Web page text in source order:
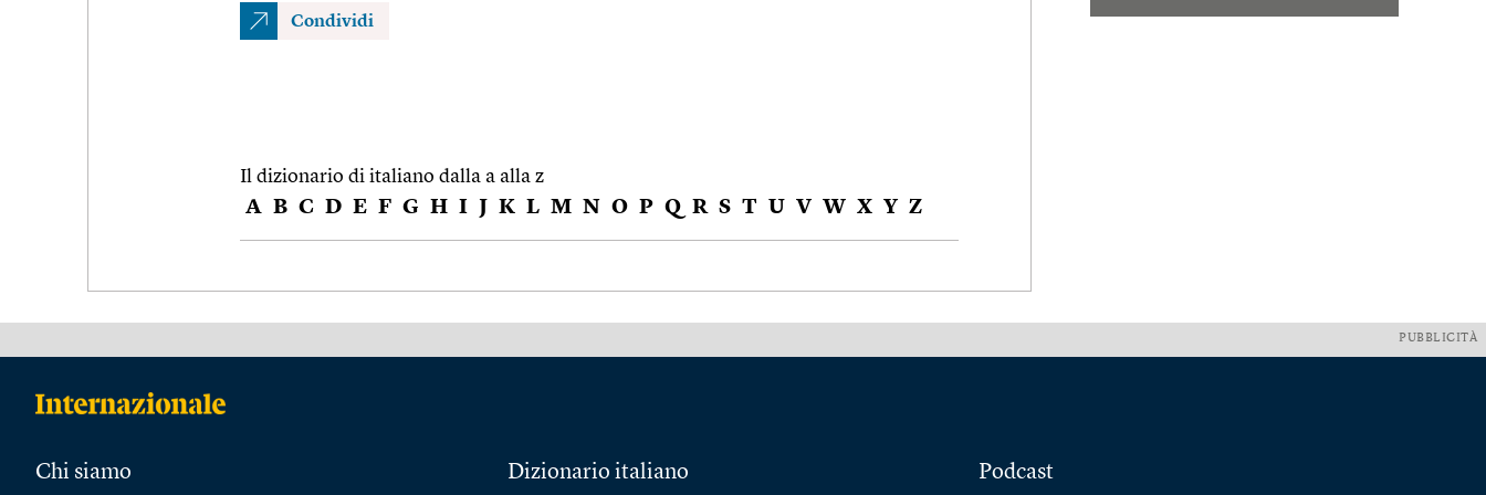
Condividi
Il dizionario di italiano dalla a alla z
A B C D E F G H I J K L M N O P Q R S T U V W X Y Z
PUBBLICITÀ
Chi siamo Dizionario italiano Podcast